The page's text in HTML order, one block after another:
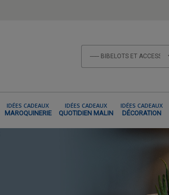
IDÉES CADEAUX
MAROQUINERIE
IDÉES CADEAUX
QUOTIDIEN MALIN
IDÉES CADEAUX
DÉCORATION